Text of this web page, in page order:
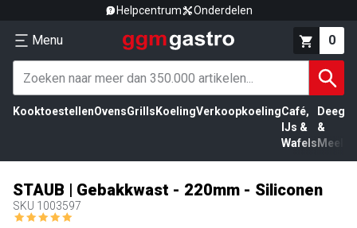
Helpcentrum Onderdelen
Menu 0
KooktoestellenOvensGrills KoelingVerkoopkoelingCafé,
IJs &
Wafels
Deeg
&
Meel
STAUB | Gebakkwast - 220mm - Siliconen
SKU 1003597